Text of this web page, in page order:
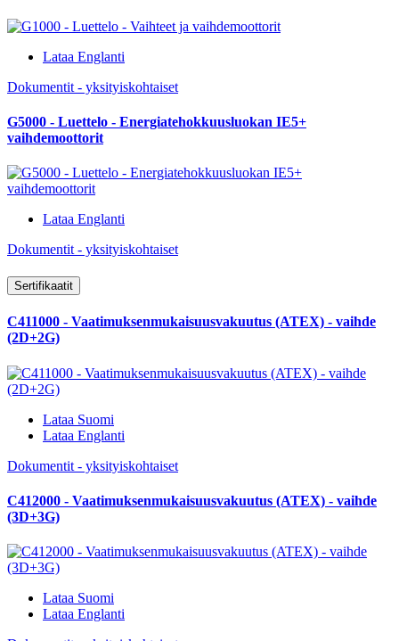
Lataa Englanti
Dokumentit - yksityiskohtaiset
G5000 - Luettelo - Energiatehokkuusluokan IE5+
vaihdemoottorit
Lataa Englanti
Dokumentit - yksityiskohtaiset
Sertifikaatit
C411000 - Vaatimuksenmukaisuusvakuutus (ATEX) - vaihde
(2D+2G)
Lataa Suomi
Lataa Englanti
Dokumentit - yksityiskohtaiset
C412000 - Vaatimuksenmukaisuusvakuutus (ATEX) - vaihde
(3D+3G)
Lataa Suomi
Lataa Englanti